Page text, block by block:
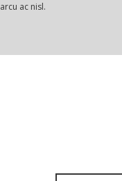
ac nisl.